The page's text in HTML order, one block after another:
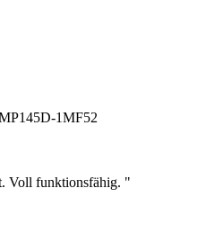
1MF52
Voll funktionsfähig. "